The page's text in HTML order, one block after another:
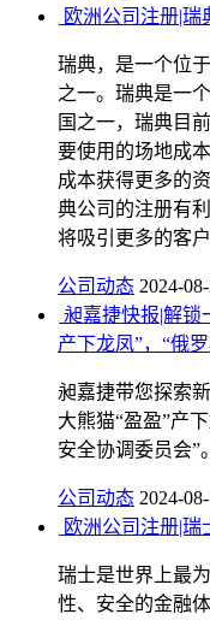
欧洲公司注册|
瑞典，是一个位
之一。瑞典是一
国之一，瑞典目
要使用的场地成
成本获得更多的
典公司的注册有
将吸引更多的客户
公司动态 2024-
昶嘉捷快报|解锁
产下龙凤”，“俄
昶嘉捷带您探索
大熊猫“盈盈”产
安全协调委员会”。
公司动态 2024-
欧洲公司注册|
瑞士是世界上最
性、安全的金融